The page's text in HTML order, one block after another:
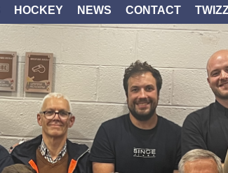
HOCKEY NEWS CONTACT